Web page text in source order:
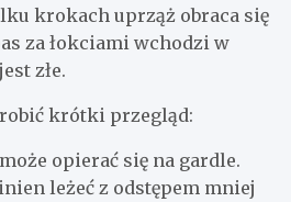
krokach uprząż obraca się
za łokciami wchodzi w
złe.
krótki przegląd:
opierać się na gardle.
leżeć z odstępem mniej